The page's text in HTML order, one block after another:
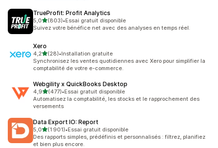
TrueProfit: Profit Analytics
5,0étoile(s) sur 5
(803)
803 avis au total
•Essai gratuit disponible
Suivez votre bénéfice net avec des analyses en temps réel.
Xero
4,2étoile(s) sur 5
(28)
28 avis au total
•Installation gratuite
Synchronisez les ventes quotidiennes avec Xero pour simplifier la
comptabilité de votre e-commerce.
Webgility x QuickBooks Desktop
4,9étoile(s) sur 5
(477)
477 avis au total
•Essai gratuit disponible
Automatisez la comptabilité, les stocks et le rapprochement des
versements
Data Export IO: Report
5,0étoile(s) sur 5
(1 901)
1901 avis au total
•Essai gratuit disponible
Des rapports simples, prédéfinis et personnalisés : filtrez, planifiez
et bien plus encore.